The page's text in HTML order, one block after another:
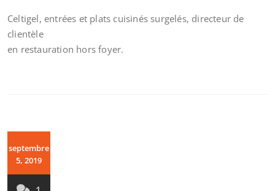
Celtigel, entrées et plats cuisinés surgelés, directeur de
clientèle
en restauration hors foyer.
septembre
5, 2019